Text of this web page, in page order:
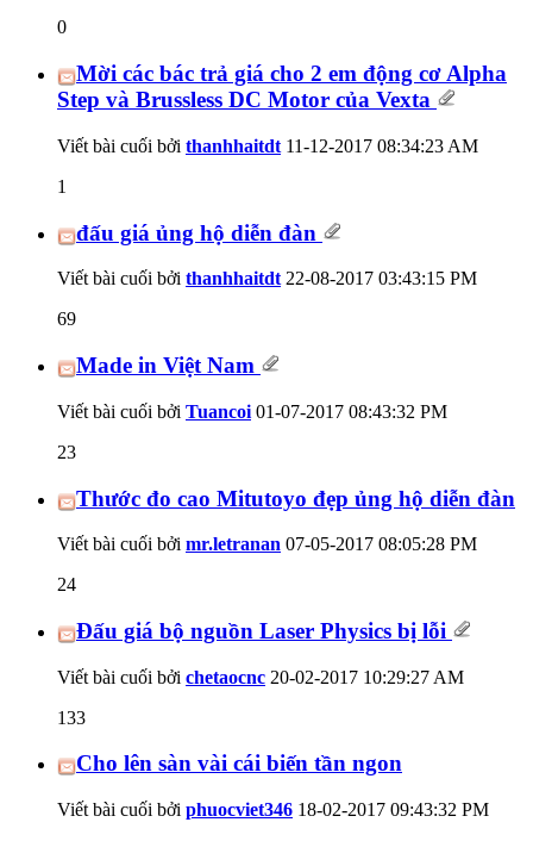
0
Mời các bác trả giá cho 2 em động cơ Alpha
Step và Brussless DC Motor của Vexta
Viết bài cuối bởi thanhhaitdt 11-12-2017 08:34:23 AM
1
đấu giá ủng hộ diễn đàn
Viết bài cuối bởi thanhhaitdt 22-08-2017 03:43:15 PM
69
Made in Việt Nam
Viết bài cuối bởi Tuancoi 01-07-2017 08:43:32 PM
23
Thước đo cao Mitutoyo đẹp ủng hộ diễn đàn
Viết bài cuối bởi mr.letranan 07-05-2017 08:05:28 PM
24
Đấu giá bộ nguồn Laser Physics bị lỗi
Viết bài cuối bởi chetaocnc 20-02-2017 10:29:27 AM
133
Cho lên sàn vài cái biến tần ngon
Viết bài cuối bởi phuocviet346 18-02-2017 09:43:32 PM